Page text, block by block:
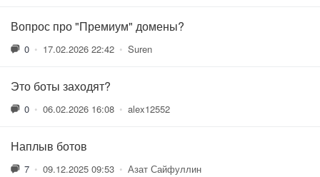
Вопрос про "Премиум" домены?
0 • 17.02.2026 22:42 • Suren
Это боты заходят?
0 • 06.02.2026 16:08 • alex12552
Наплыв ботов
7 • 09.12.2025 09:53 • Азат Сайфуллин